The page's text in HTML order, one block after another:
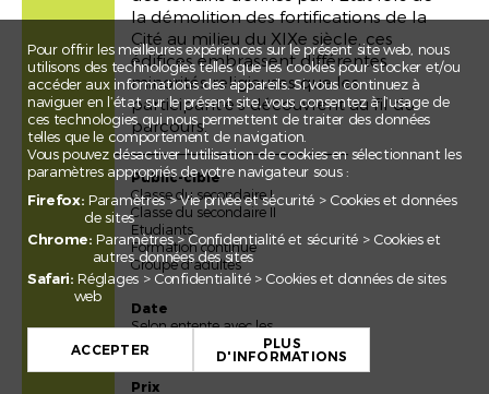
+
la démolition des fortifications de la
Cité au milieu du XIXe siècle, ces
édifices embrassent différentes
minorités religieuses que les
participant·e·s découvrent au fil du
parcours.
Public-cible
Classe du secondaire I
Classe du secondaire II
Etudiants
Formation continue
Groupe d'adultes
Date
Selon entente avec les
partenaires
Prix
Pour offrir les meilleures expériences sur le présent site web, nous
utilisons des technologies telles que les cookies pour stocker et/ou
accéder aux informations des appareils. Si vous continuez à
naviguer en l’état sur le présent site, vous consentez à l’usage de
ces technologies qui nous permettent de traiter des données
telles que le comportement de navigation.
Vous pouvez désactiver l'utilisation de cookies en sélectionnant les
paramètres appropriés de votre navigateur sous :
Firefox: Paramètres > Vie privée et sécurité > Cookies et données
de sites
Chrome: Paramètres > Confidentialité et sécurité > Cookies et
autres données des sites
Safari: Réglages > Confidentialité > Cookies et données de sites
web
ACCEPTER PLUS
D'INFORMATIONS